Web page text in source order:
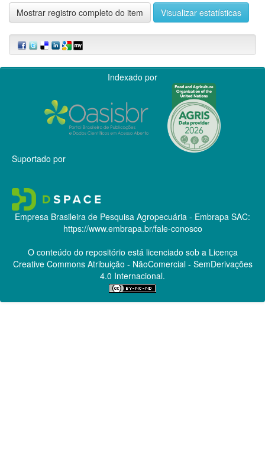
Mostrar registro completo do item Visualizar estatísticas
Indexado por
Suportado por
Empresa Brasileira de Pesquisa Agropecuária - Embrapa SAC:
https://www.embrapa.br/fale-conosco
O conteúdo do repositório está licenciado sob a Licença
Creative CommonsAtribuição - NãoComercial - SemDerivações
4.0 Internacional.